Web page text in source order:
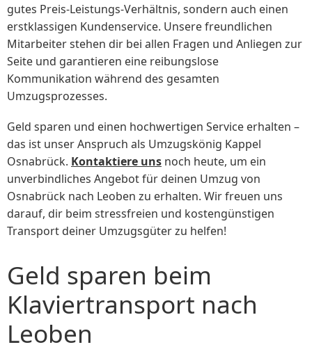
gutes Preis-Leistungs-Verhältnis, sondern auch einen
erstklassigen Kundenservice. Unsere freundlichen
Mitarbeiter stehen dir bei allen Fragen und Anliegen zur
Seite und garantieren eine reibungslose
Kommunikation während des gesamten
Umzugsprozesses.
Geld sparen und einen hochwertigen Service erhalten –
das ist unser Anspruch als Umzugskönig Kappel
Osnabrück. Kontaktiere uns noch heute, um ein
unverbindliches Angebot für deinen Umzug von
Osnabrück nach Leoben zu erhalten. Wir freuen uns
darauf, dir beim stressfreien und kostengünstigen
Transport deiner Umzugsgüter zu helfen!
Geld sparen beim
Klaviertransport nach
Leoben